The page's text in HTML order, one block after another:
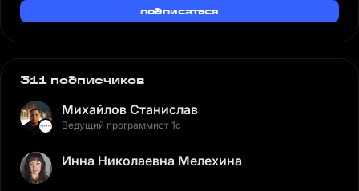
подписаться
311 подписчиков
Михайлов Станислав
Ведущий программист 1с
Инна Николаевна Мелехина